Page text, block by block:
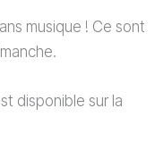
musique ! Ce sont
disponible sur la